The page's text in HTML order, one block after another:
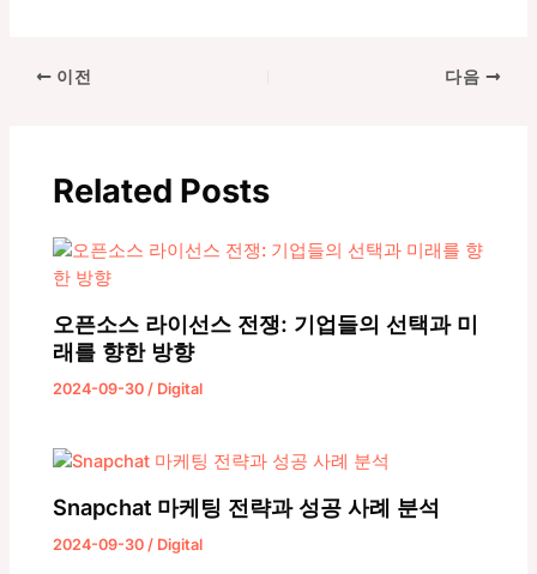
이전 다음
Related Posts
오픈소스 라이선스 전쟁: 기업들의 선택과 미
래를 향한 방향
2024-09-30 / Digital
Snapchat 마케팅 전략과 성공 사례 분석
2024-09-30 / Digital